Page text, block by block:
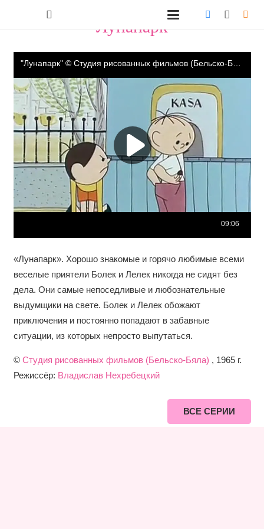
"Лунапарк"
«Лунапарк». Хорошо знакомые и горячо любимые всеми
веселые приятели Болек и Лелек никогда не сидят без
дела. Они самые непоседливые и любознательные
выдумщики на свете. Болек и Лелек обожают
приключения и постоянно попадают в забавные
ситуации, из которых непросто выпутаться.
© Студия рисованных фильмов (Бельско-Бяла) , 1965 г.
Режиссёр: Владислав Нехребецкий
ВСЕ СЕРИИ